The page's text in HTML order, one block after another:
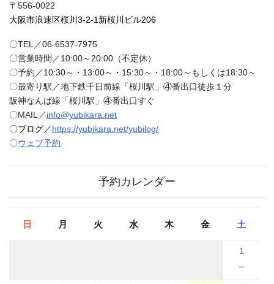
〒556-0022
大阪市浪速区桜川3-2-1新桜川ビル206
〇TEL／06-6537-7975
〇営業時間／10:00～20:00（不定休）
〇予約／10:30～・13:00～・15:30～・18:00～もしくは18:30～
〇最寄り駅／地下鉄千日前線「桜川駅」④番出口徒歩１分
阪神なんば線「桜川駅」④番出口すぐ
〇MAIL／info@yubikara.net
〇ブログ／https://yubikara.net/yubilog/
〇ウェブ予約
予約カレンダー
日 月 火 水 木 金 土
1
－